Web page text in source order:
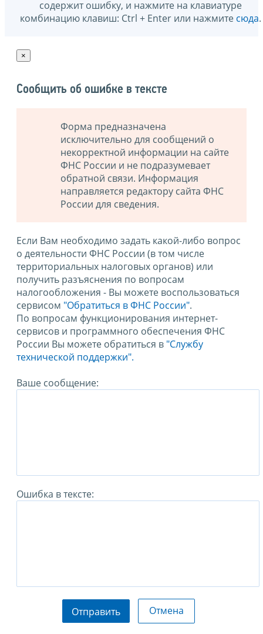
содержит ошибку, и нажмите на клавиатуре
комбинацию клавиш: Ctrl + Enter или нажмите сюда.
×
Сообщить об ошибке в тексте
Форма предназначена
исключительно для сообщений о
некорректной информации на сайте
ФНС России и не подразумевает
обратной связи. Информация
направляется редактору сайта ФНС
России для сведения.
Если Вам необходимо задать какой-либо вопрос
о деятельности ФНС России (в том числе
территориальных налоговых органов) или
получить разъяснения по вопросам
налогообложения - Вы можете воспользоваться
сервисом "Обратиться в ФНС России".
По вопросам функционирования интернет-
сервисов и программного обеспечения ФНС
России Вы можете обратиться в "Службу
технической поддержки".
Ваше сообщение:
Ошибка в тексте:
Отправить Отмена